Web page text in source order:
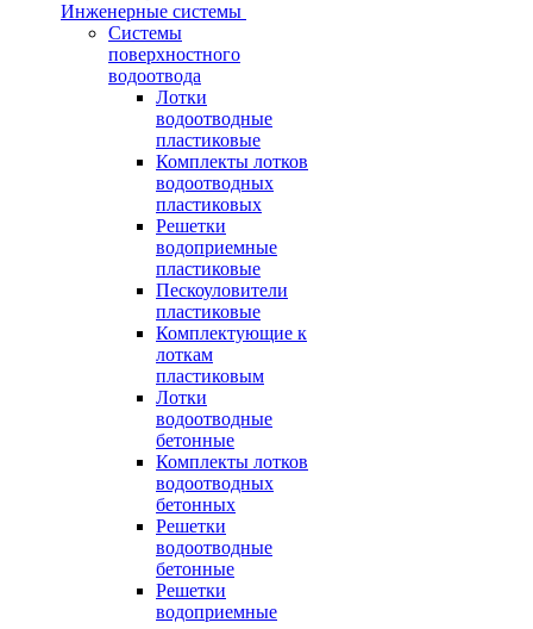
Инженерные системы
Системы
поверхностного
водоотвода
Лотки
водоотводные
пластиковые
Комплекты лотков
водоотводных
пластиковых
Решетки
водоприемные
пластиковые
Пескоуловители
пластиковые
Комплектующие к
лоткам
пластиковым
Лотки
водоотводные
бетонные
Комплекты лотков
водоотводных
бетонных
Решетки
водоотводные
бетонные
Решетки
водоприемные